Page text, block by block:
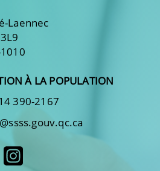
Laennec
À LA POPULATION
390-2167